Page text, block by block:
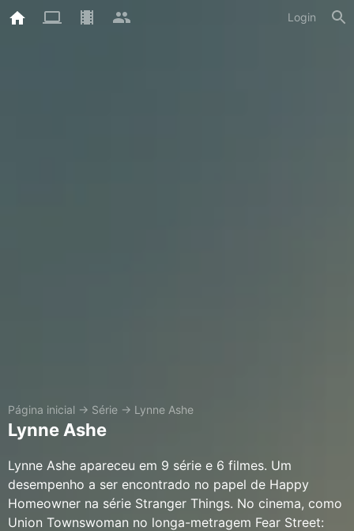
Login
Página inicial → Série → Lynne Ashe
Lynne Ashe
Lynne Ashe apareceu em 9 série e 6 filmes. Um
desempenho a ser encontrado no papel de Happy
Homeowner na série Stranger Things. No cinema, como
Union Townswoman no longa-metragem Fear Street: